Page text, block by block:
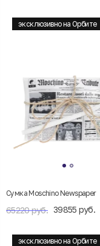
эксклюзивно на Орбите
Сумка Moschino Newspaper
65220 руб. 39855 руб.
эксклюзивно на Орбите